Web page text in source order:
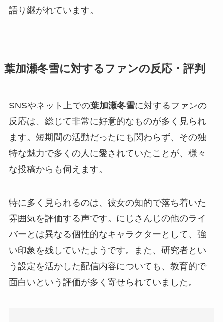
語り継がれています。
葉加瀬冬雪に対するファンの反応・評判
SNSやネット上での葉加瀬冬雪に対するファンの
反応は、総じて非常に好意的なものが多く見られ
ます。短期間の活動だったにも関わらず、その独
特な魅力で多くの人に愛されていたことが、様々
な投稿からも伺えます。
特に多く見られるのは、彼女の知的で落ち着いた
雰囲気を評価する声です。にじさんじの他のライ
バーとは異なる個性的なキャラクターとして、強
い印象を残していたようです。また、研究者とい
う設定を活かした配信内容についても、教育的で
面白いという評価が多く寄せられていました。